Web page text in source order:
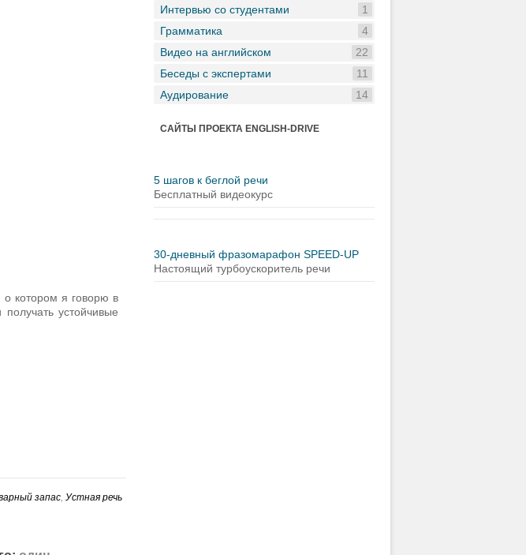
, о котором я говорю в
устойчивые
запас, Устная речь
Интервью со студентами
1
Грамматика
4
Видео на английском
22
Беседы с экспертами
11
Аудирование
14
САЙТЫ ПРОЕКТА ENGLISH-DRIVE
5 шагов к беглой речи
Бесплатный видеокурс
30-дневный фразомарафон SPEED-UP
Настоящий турбоускоритель речи